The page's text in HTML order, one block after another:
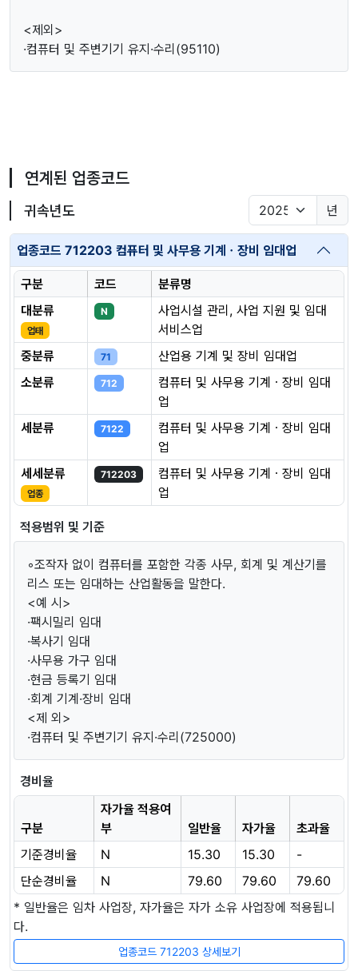
<제외>
·컴퓨터 및 주변기기 유지·수리(95110)
연계된 업종코드
귀속년도 년
업종코드 712203 컴퓨터 및 사무용 기계ㆍ장비 임대업
구분 코드
분류명
대분류
업태
N
사업시설 관리, 사업 지원 및 임대
서비스업
중분류
71
산업용 기계 및 장비 임대업
소분류
712
컴퓨터 및 사무용 기계ㆍ장비 임대
업
세분류
7122
컴퓨터 및 사무용 기계ㆍ장비 임대
업
세세분류
업종
712203
컴퓨터 및 사무용 기계ㆍ장비 임대
업
적용범위 및 기준
◦조작자 없이 컴퓨터를 포함한 각종 사무, 회계 및 계산기를
리스 또는 임대하는 산업활동을 말한다.
<예 시>
·팩시밀리 임대
·복사기 임대
·사무용 가구 임대
·현금 등록기 임대
·회계 기계·장비 임대
<제 외>
·컴퓨터 및 주변기기 유지·수리(725000)
경비율
구분
자가율 적용여
부
일반율 자가율
초과율
기준경비율
N 15.30 15.30
-
단순경비율
N 79.60 79.60
79.60
* 일반율은 임차 사업장, 자가율은 자가 소유 사업장에 적용됩니
다.
업종코드 712203 상세보기